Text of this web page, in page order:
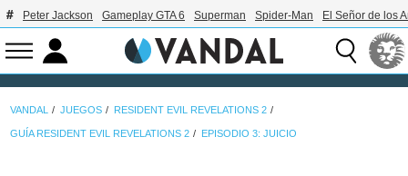
Peter Jackson Gameplay GTA 6 Superman Spider-Man El Señor de los
VANDAL JUEGOS RESIDENT EVIL REVELATIONS 2
GUÍA RESIDENT EVIL REVELATIONS 2 EPISODIO 3: JUICIO